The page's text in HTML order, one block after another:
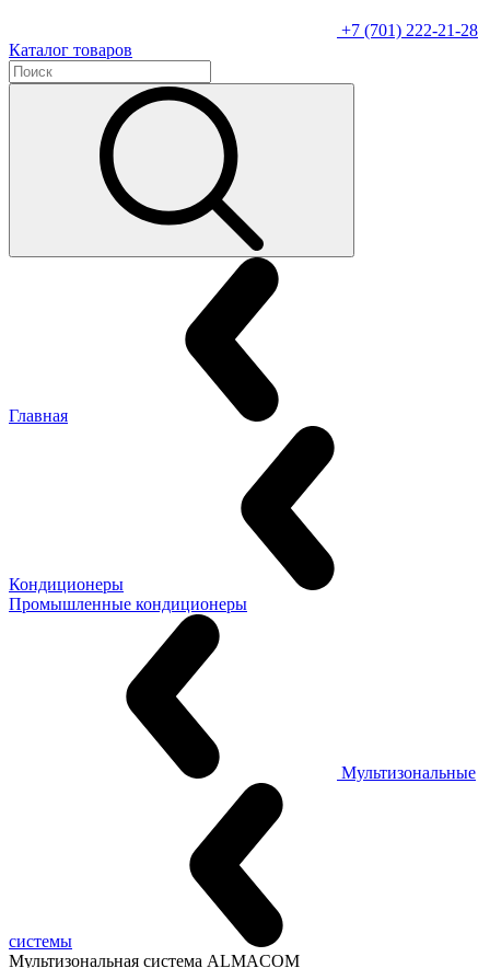
+7 (701) 222-21-28
Каталог товаров
Главная
Кондиционеры
Промышленные кондиционеры
Мультизональные
системы
Мультизональная система ALMACOM